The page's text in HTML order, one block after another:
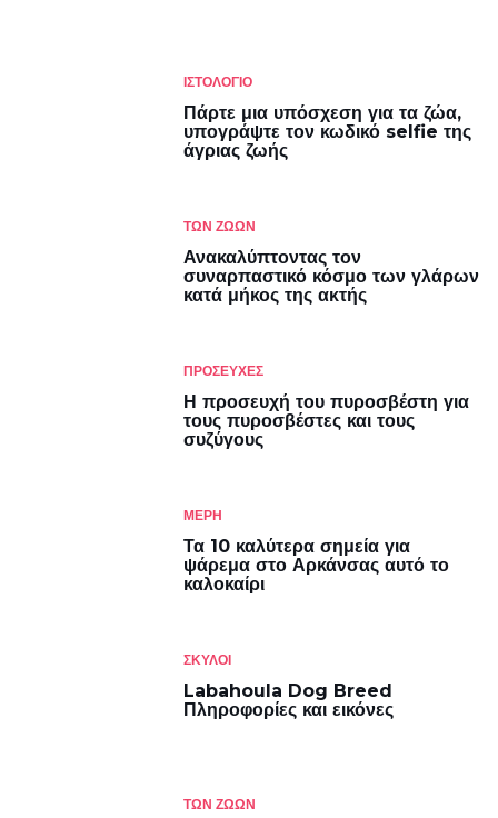
ΙΣΤΟΛΌΓΙΟ
Πάρτε μια υπόσχεση για τα ζώα,
υπογράψτε τον κωδικό selfie της
άγριας ζωής
ΤΩΝ ΖΏΩΝ
Ανακαλύπτοντας τον
συναρπαστικό κόσμο των γλάρων
κατά μήκος της ακτής
ΠΡΟΣΕΥΧΕΣ
Η προσευχή του πυροσβέστη για
τους πυροσβέστες και τους
συζύγους
ΜΈΡΗ
Τα 10 καλύτερα σημεία για
ψάρεμα στο Αρκάνσας αυτό το
καλοκαίρι
ΣΚΎΛΟΙ
Labahoula Dog Breed
Πληροφορίες και εικόνες
ΤΩΝ ΖΏΩΝ